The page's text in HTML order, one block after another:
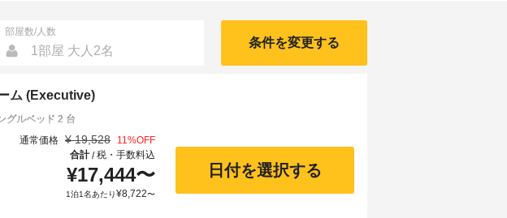
部屋数/人数
1部屋 大人2名
条件を変更する
ム (Executive)
グルベッド 2 台
通常価格 ¥ 19,528 11%OFF
合計/税・手数料込
¥17,444〜
1泊1名あたり¥8,722〜
日付を選択する